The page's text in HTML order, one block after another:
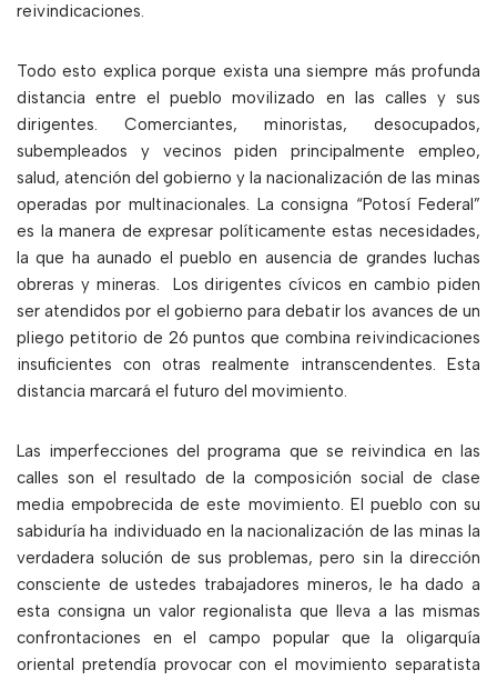
reivindicaciones.
Todo esto explica porque exista una siempre más profunda
distancia entre el pueblo movilizado en las calles y sus
dirigentes. Comerciantes, minoristas, desocupados,
subempleados y vecinos piden principalmente empleo,
salud, atención del gobierno y la nacionalización de las minas
operadas por multinacionales. La consigna “Potosí Federal”
es la manera de expresar políticamente estas necesidades,
la que ha aunado el pueblo en ausencia de grandes luchas
obreras y mineras. Los dirigentes cívicos en cambio piden
ser atendidos por el gobierno para debatir los avances de un
pliego petitorio de 26 puntos que combina reivindicaciones
insuficientes con otras realmente intranscendentes. Esta
distancia marcará el futuro del movimiento.
Las imperfecciones del programa que se reivindica en las
calles son el resultado de la composición social de clase
media empobrecida de este movimiento. El pueblo con su
sabiduría ha individuado en la nacionalización de las minas la
verdadera solución de sus problemas, pero sin la dirección
consciente de ustedes trabajadores mineros, le ha dado a
esta consigna un valor regionalista que lleva a las mismas
confrontaciones en el campo popular que la oligarquía
oriental pretendía provocar con el movimiento separatista